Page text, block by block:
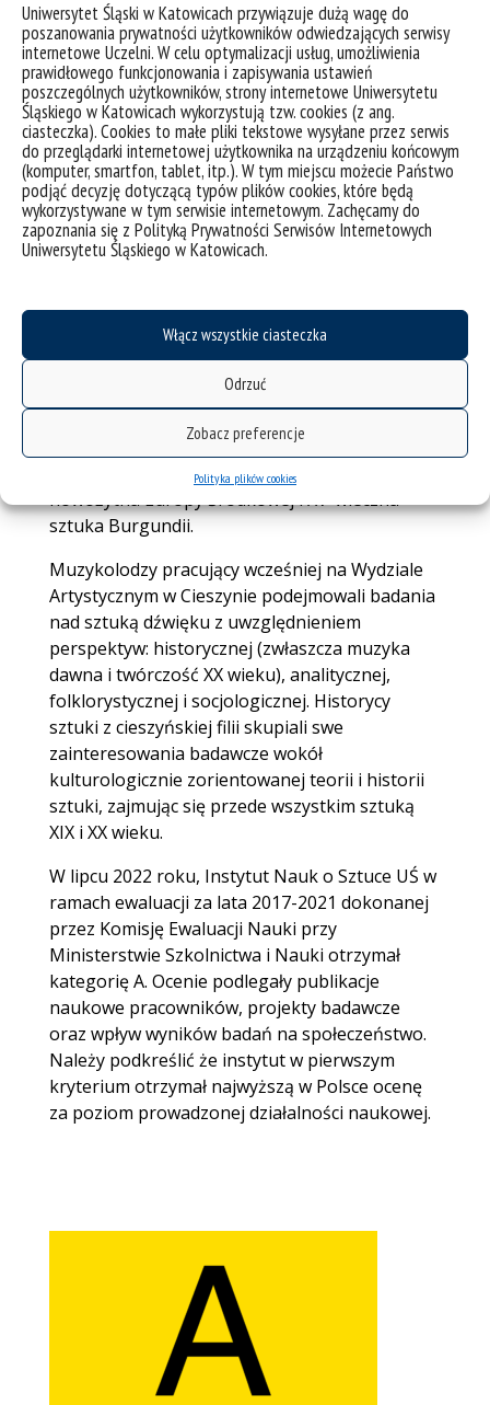
Uniwersytet Śląski w Katowicach przywiązuje dużą wagę do
poszanowania prywatności użytkowników odwiedzających serwisy
internetowe Uczelni. W celu optymalizacji usług, umożliwienia
prawidłowego funkcjonowania i zapisywania ustawień
poszczególnych użytkowników, strony internetowe Uniwersytetu
Śląskiego w Katowicach wykorzystują tzw. cookies (z ang.
ciasteczka). Cookies to małe pliki tekstowe wysyłane przez serwis
do przeglądarki internetowej użytkownika na urządzeniu końcowym
(komputer, smartfon, tablet, itp.). W tym miejscu możecie Państwo
podjąć decyzję dotyczącą typów plików cookies, które będą
wykorzystywane w tym serwisie internetowym. Zachęcamy do
zapoznania się z Polityką Prywatności Serwisów Internetowych
Uniwersytetu Śląskiego w Katowicach.
Włącz wszystkie ciasteczka
Odrzuć
Zobacz preferencje
Polityka plików cookies
których wyniki swoich prac przedstawiali
badacze z całej Polski. Zakład nawiązał bliską
współpracę z krajowymi ośrodkami naukowymi,
szczególnie ze środowiskami naukowymi
Wrocławia (Uniwersytet Wrocławski, Wydział
Architektury Politechniki Wrocławskiej,
Muzeum Architektury, Muzeum Narodowe), a
także z ośrodkami zagranicznymi, m.in.
Zentralinstitut für Kunstgeschichte w
Monachium, Instytutami Historii Sztuki obydwu
Marburgu, University of East Anglia w Norwich.
Zespół ZHS przygotował program kształcenia,
w oparciu o który w 2008 r. uruchomiono studia
naukowej umożliwiło poszerzenie spektrum
badań o kolejne obszary, takie jak sztuka
nowożytna Europy Środkowej i XV-wieczna
sztuka Burgundii.
Muzykolodzy pracujący wcześniej na Wydziale
Artystycznym w Cieszynie podejmowali badania
nad sztuką dźwięku z uwzględnieniem
perspektyw: historycznej (zwłaszcza muzyka
dawna i twórczość XX wieku), analitycznej,
folklorystycznej i socjologicznej. Historycy
sztuki z cieszyńskiej filii skupiali swe
zainteresowania badawcze wokół
kulturologicznie zorientowanej teorii i historii
sztuki, zajmując się przede wszystkim sztuką
XIX i XX wieku.
W lipcu 2022 roku, Instytut Nauk o Sztuce UŚ w
ramach ewaluacji za lata 2017-2021 dokonanej
przez Komisję Ewaluacji Nauki przy
Ministerstwie Szkolnictwa i Nauki otrzymał
kategorię A. Ocenie podlegały publikacje
naukowe pracowników, projekty badawcze
oraz wpływ wyników badań na społeczeństwo.
Należy podkreślić że instytut w pierwszym
kryterium otrzymał najwyższą w Polsce ocenę
za poziom prowadzonej działalności naukowej.